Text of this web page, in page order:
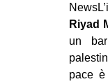
News
Riyad
un
pace è